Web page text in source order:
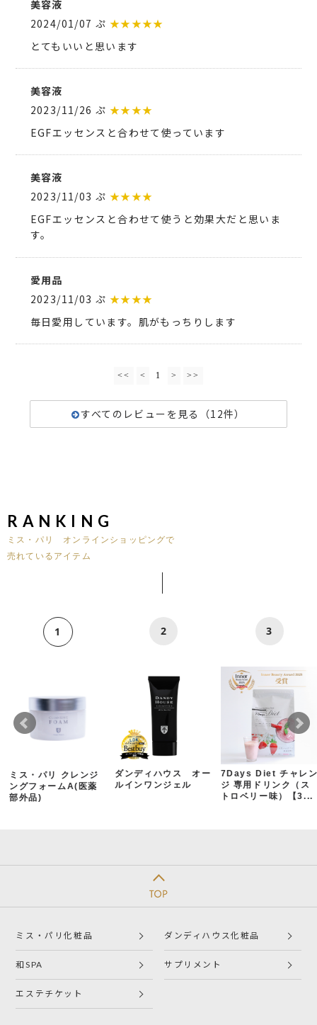
美容液
2024/01/07 ぷ ★★★★★
とてもいいと思います
美容液
2023/11/26 ぷ ★★★★
EGFエッセンスと合わせて使っています
美容液
2023/11/03 ぷ ★★★★
EGFエッセンスと合わせて使うと効果大だと思いま
す。
愛用品
2023/11/03 ぷ ★★★★
毎日愛用しています。肌がもっちりします
<< < 1 > >>
すべてのレビューを見る（12件）
RANKING
ミス・パリ オンラインショッピングで
売れているアイテム
1
ミス・パリ クレンジ
ングフォームA(医薬
部外品)
2
ダンディハウス オー
ルインワンジェル
3
7Days Diet チャレ
ジ 専用ドリンク（ス
トロベリー味）【3...
ミス・パリ化粧品 ダンディハウス化粧品
和SPA サプリメント
エステチケット